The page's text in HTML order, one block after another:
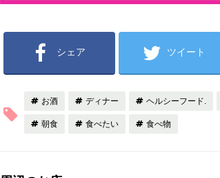
シェア ツイート
お酒 ディナー ヘルシーフード.
朝食 食べたい 食べ物